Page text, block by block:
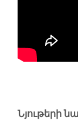
Նյութերի